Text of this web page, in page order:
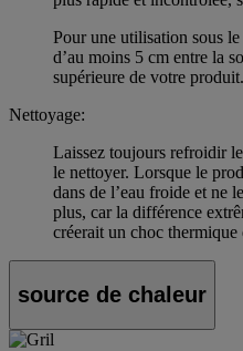
Pour une utilisation sous
d’au moins 5 cm entre la
supérieure de votre produit.
Nettoyage:
Laissez toujours refroidir
le nettoyer. Lorsque le
dans de l’eau froide et ne
plus, car la différence
créerait un choc
source de chaleur